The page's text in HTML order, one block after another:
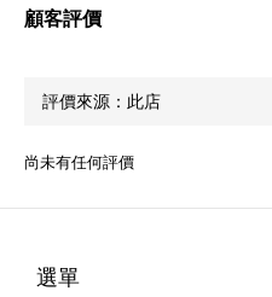
顧客評價
尚未有任何評價
選單